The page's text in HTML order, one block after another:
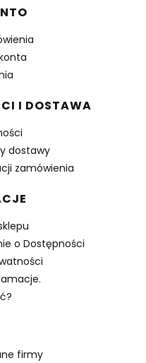
I DOSTAWA
dostawy
zamówienia
o Dostępności
firmy